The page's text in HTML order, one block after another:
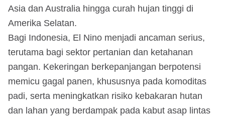
Asia dan Australia hingga curah hujan tinggi di
Amerika Selatan.
Bagi Indonesia, El Nino menjadi ancaman serius,
terutama bagi sektor pertanian dan ketahanan
pangan. Kekeringan berkepanjangan berpotensi
memicu gagal panen, khususnya pada komoditas
padi, serta meningkatkan risiko kebakaran hutan
dan lahan yang berdampak pada kabut asap lintas